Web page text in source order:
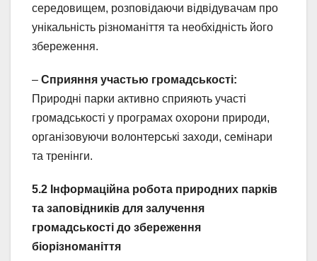
середовищем, розповідаючи відвідувачам про
унікальність різноманіття та необхідність його
збереження.
– Сприяння участью громадськості:
Природні парки активно сприяють участі
громадськості у програмах охорони природи,
організовуючи волонтерські заходи, семінари
та тренінги.
5.2 Інформаційна робота природних парків
та заповідників для залучення
громадськості до збереження
біорізноманіття